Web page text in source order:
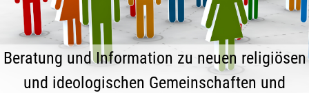
Beratung und Information zu neuen religiösen
und ideologischen Gemeinschaften und